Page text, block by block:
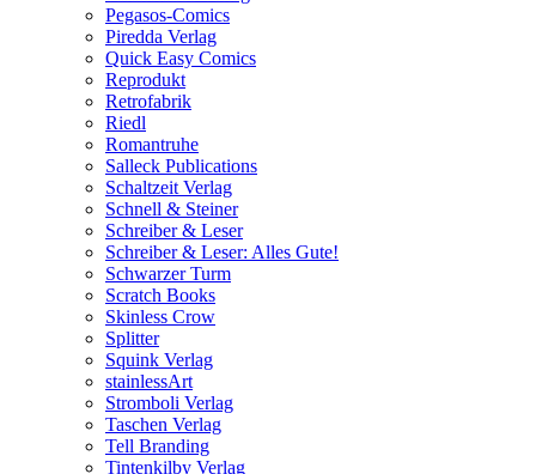
Pegasos-Comics
Piredda Verlag
Quick Easy Comics
Reprodukt
Retrofabrik
Riedl
Romantruhe
Salleck Publications
Schaltzeit Verlag
Schnell & Steiner
Schreiber & Leser
Schreiber & Leser: Alles Gute!
Schwarzer Turm
Scratch Books
Skinless Crow
Splitter
Squink Verlag
stainlessArt
Stromboli Verlag
Taschen Verlag
Tell Branding
Tintenkilby Verlag